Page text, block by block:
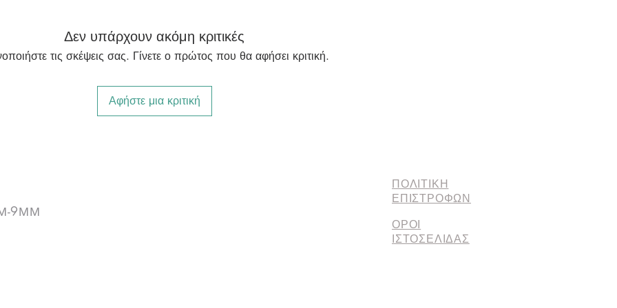
Δεν υπάρχουν ακόμη κριτικές
τις σκέψεις σας. Γίνετε ο πρώτος που θα αφήσει κριτική.
Αφήστε μια κριτική
9ΜΜ
ΠΟΛΙΤΙΚΗ
ΕΠΙΣΤΡΟΦΩΝ
ΟΡΟΙ
ΙΣΤΟΣΕΛΙΔΑΣ